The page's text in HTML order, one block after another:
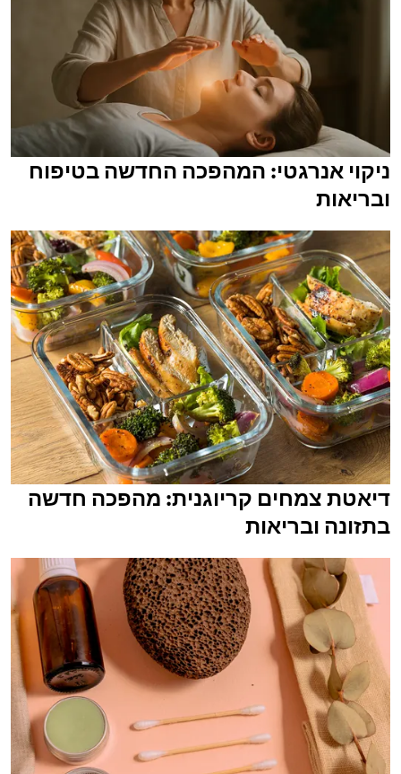
ניקוי אנרגטי: המהפכה החדשה בטיפוח
ובריאות
דיאטת צמחים קריוגנית: מהפכה חדשה
בתזונה ובריאות